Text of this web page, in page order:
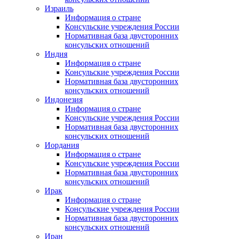
Израиль
Информация о стране
Консульские учреждения России
Нормативная база двусторонних
консульских отношений
Индия
Информация о стране
Консульские учреждения России
Нормативная база двусторонних
консульских отношений
Индонезия
Информация о стране
Консульские учреждения России
Нормативная база двусторонних
консульских отношений
Иордания
Информация о стране
Консульские учреждения России
Нормативная база двусторонних
консульских отношений
Ирак
Информация о стране
Консульские учреждения России
Нормативная база двусторонних
консульских отношений
Иран